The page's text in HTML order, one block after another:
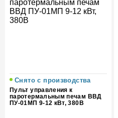
Снято с производства
Пульт управления к
паротермальным печам ВВД
ПУ-01МП 9-12 кВт, 380В